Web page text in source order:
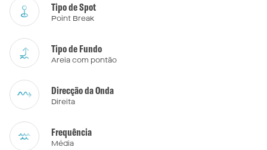
Tipo de Spot
Point Break
Tipo de Fundo
Areia com pontão
Direcção da Onda
Direita
Frequência
Média